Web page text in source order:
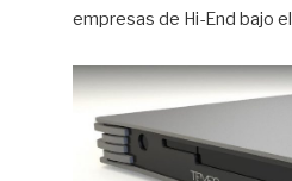
empresas de Hi-End bajo